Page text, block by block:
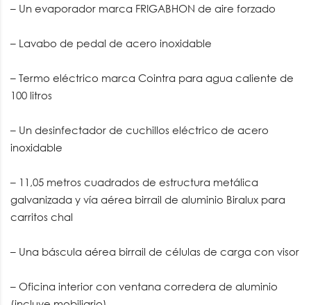
– Un evaporador marca FRIGABHON de aire forzado
– Lavabo de pedal de acero inoxidable
– Termo eléctrico marca Cointra para agua caliente de
100 litros
– Un desinfectador de cuchillos eléctrico de acero
inoxidable
– 11,05 metros cuadrados de estructura metálica
galvanizada y vía aérea birrail de aluminio Biralux para
carritos chal
– Una báscula aérea birrail de células de carga con visor
– Oficina interior con ventana corredera de aluminio